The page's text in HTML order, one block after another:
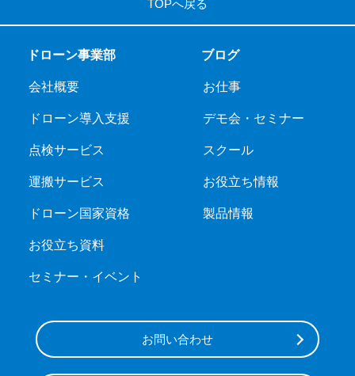
TOPへ戻る
ドローン事業部
会社概要
ドローン導入支援
点検サービス
運搬サービス
ドローン国家資格
お役立ち資料
セミナー・イベント
ブログ
お仕事
デモ会・セミナー
スクール
お役立ち情報
製品情報
お問い合わせ